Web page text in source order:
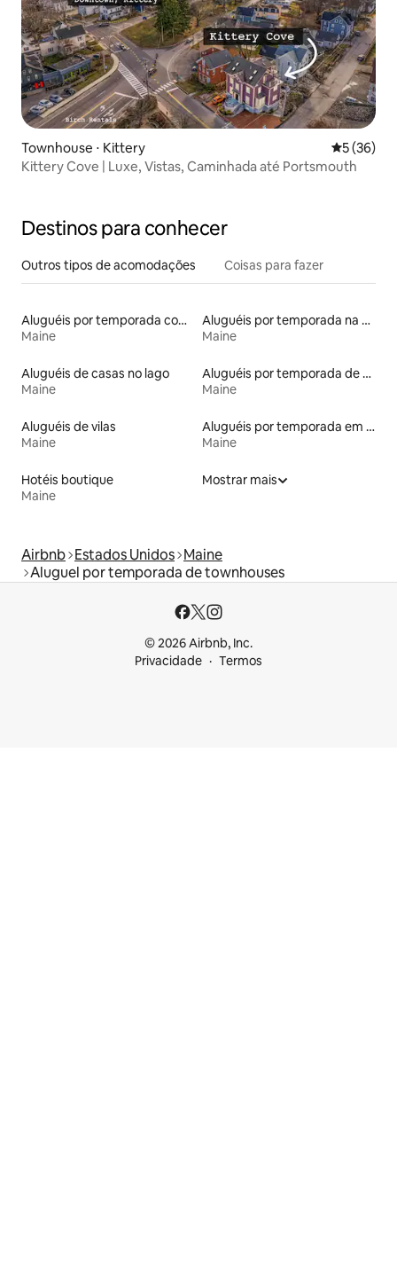
Townhouse ⋅ Kittery 5 de uma
5 (36)
Kittery Cove | Luxe, Vistas, Caminhada até Portsmouth
Destinos para conhecer
Outros tipos de acomodações Coisas para fazer
Aluguéis por temporada com caiaque
Maine
Aluguéis por temporada na orla
Maine
Aluguéis de casas no lago
Maine
Aluguéis por temporada de celeiros
Maine
Aluguéis de vilas
Maine
Aluguéis por temporada em albergue
Maine
Hotéis boutique
Maine
Mostrar mais
Airbnb Estados Unidos Maine
Aluguel por temporada de townhouses
© 2026 Airbnb, Inc.
Privacidade
Termos